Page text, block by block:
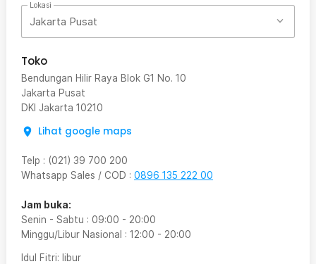
Lokasi
Jakarta Pusat
Toko
Bendungan Hilir Raya Blok G1 No. 10
Jakarta Pusat
DKI Jakarta 10210
Lihat google maps
Telp : (021) 39 700 200
Whatsapp Sales / COD : 0896 135 222 00
Jam buka:
Senin - Sabtu : 09:00 - 20:00
Minggu/Libur Nasional : 12:00 - 20:00
Idul Fitri: libur